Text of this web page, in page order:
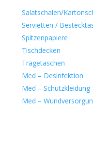
Salatschalen/
Servietten /
Spitzenpapiere
Tischdecken
Tragetaschen
Med – Desinfektion
Med – Schutzkleidung
Med –